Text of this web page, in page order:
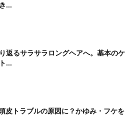
...
返るサラサラロングヘアへ。基本のケ
...
皮トラブルの原因に？かゆみ・フケを